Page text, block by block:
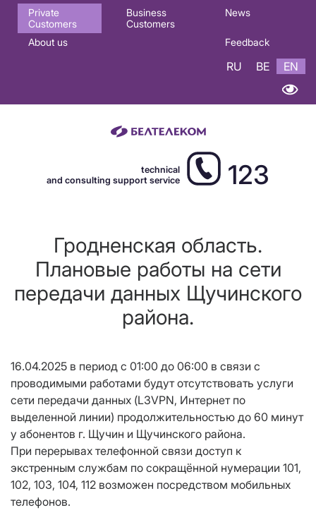
Основная
навигация
Private
Customers
Business
Customers
News
About us Feedback
RU BE EN
technical
and consulting support service
123
Гродненская область.
Плановые работы на сети
передачи данных Щучинского
района.
16.04.2025 в период с 01:00 до 06:00 в связи с
проводимыми работами будут отсутствовать услуги
сети передачи данных (L3VPN, Интернет по
выделенной линии) продолжительностью до 60 минут
у абонентов г. Щучин и Щучинского района.
При перерывах телефонной связи доступ к
экстренным службам по сокращённой нумерации 101,
102, 103, 104, 112 возможен посредством мобильных
телефонов.